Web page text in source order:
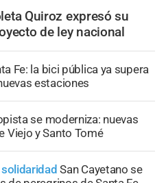
Quiroz expresó su
de ley nacional
Fe: la bici pública ya supera
estaciones
se moderniza: nuevas
Viejo y Santo Tomé
San Cayetano se